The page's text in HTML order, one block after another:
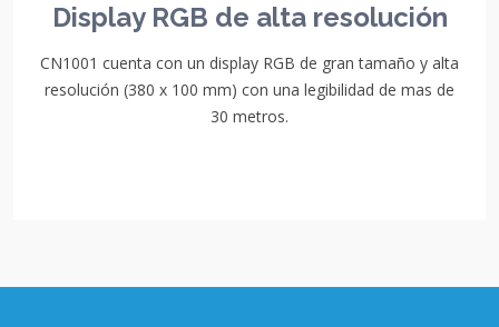
Display RGB de alta resolución
CN1001 cuenta con un display RGB de gran tamaño y alta
resolución (380 x 100 mm) con una legibilidad de mas de
30 metros.